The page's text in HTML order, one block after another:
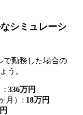
シミュレーシ
で勤務した場合の
う。
: 336万円
月）: 18万円